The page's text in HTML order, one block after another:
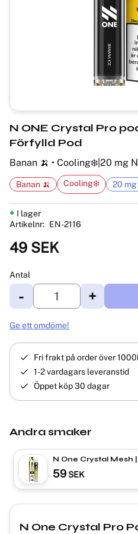
N ONE Crystal Pro
Förfylld Pod
Banan 🍌 • Cooling❄️|20 mg
49 SEK
Antal
+
-
I lager
Artikelnr
EN-2116
Banan 🍌 Cooling❄️ 20
Ge ett omdöme!
Fri frakt på order över
1-2 vardagars leveranstid
Öppet köp 30 dagar
Andra smaker
N One Crystal Mesh
ENGÅNGS VAPE
59 SEK
N One Crystal Pro